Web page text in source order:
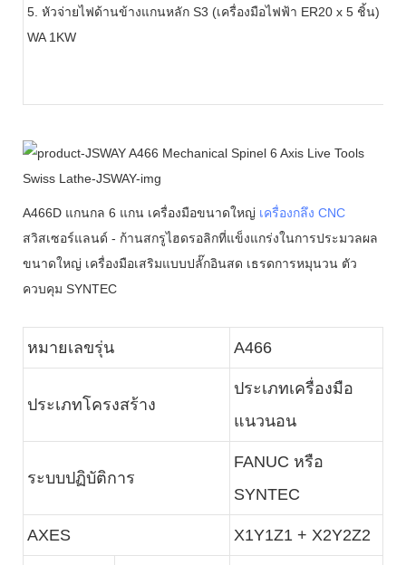
5. หัวจ่ายไฟด้านข้างแกนหลัก S3 (เครื่องมือไฟฟ้า ER20 x 5 ชิ้น) พร้อ
WA 1KW
A466D แกนกล 6 แกน เครื่องมือขนาดใหญ่ เครื่องกลึง CNC
สวิสเซอร์แลนด์ - ก้านสกรูไฮดรอลิกที่แข็งแกร่งในการประมวลผล
ขนาดใหญ่ เครื่องมือเสริมแบบปลั๊กอินสด เธรดการหมุนวน ตัว
ควบคุม SYNTEC
หมายเลขรุ่น A466
ประเภทโครงสร้าง
ประเภทเครื่องมือ
แนวนอน
ระบบปฏิบัติการ
FANUC หรือ
SYNTEC
AXES X1Y1Z1 + X2Y2Z2